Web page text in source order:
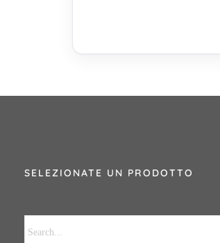
SELEZIONATE UN PRODOTTO